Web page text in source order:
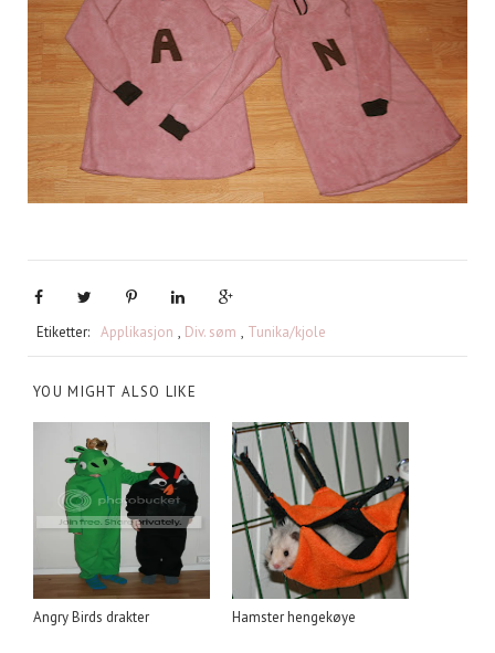
Etiketter: Applikasjon , Div. søm , Tunika/kjole
YOU MIGHT ALSO LIKE
Angry Birds drakter Hamster hengekøye